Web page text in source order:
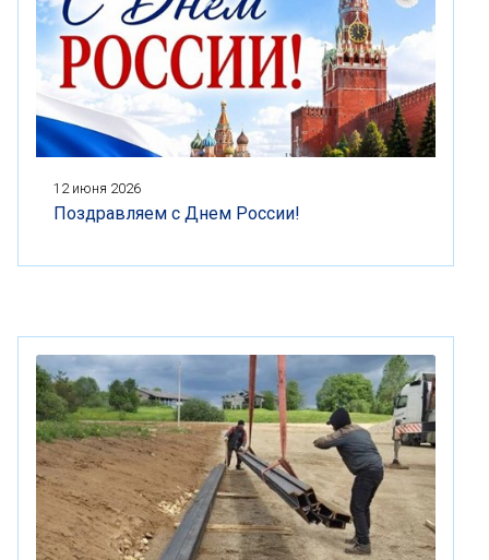
12 июня 2026
Поздравляем с Днем России!